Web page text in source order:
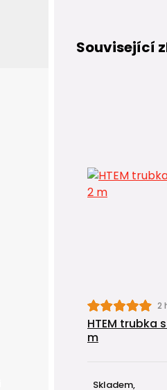
Související
2
HTEM trubka
m
Skladem,